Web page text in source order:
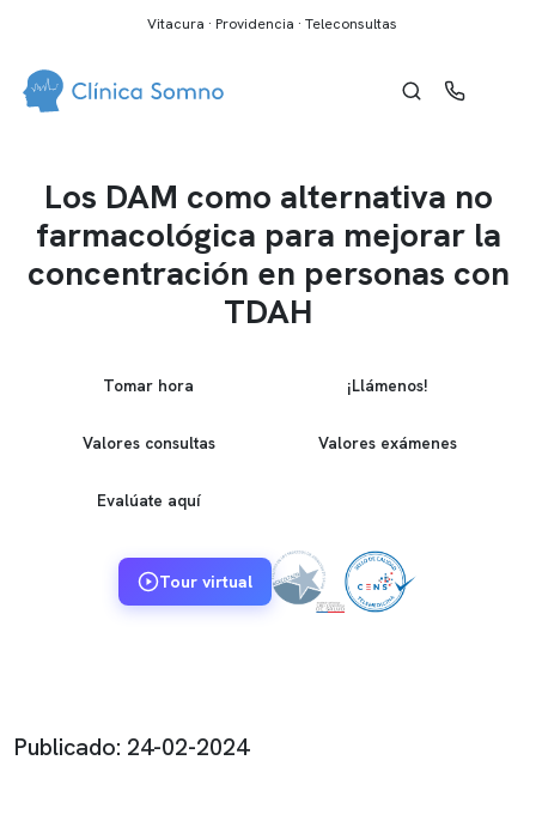
Vitacura · Providencia · Teleconsultas
Los DAM como alternativa no
farmacológica para mejorar la
concentración en personas con
TDAH
Tomar hora ¡Llámenos!
Valores consultas Valores exámenes
Evalúate aquí
Tour virtual
Publicado: 24-02-2024